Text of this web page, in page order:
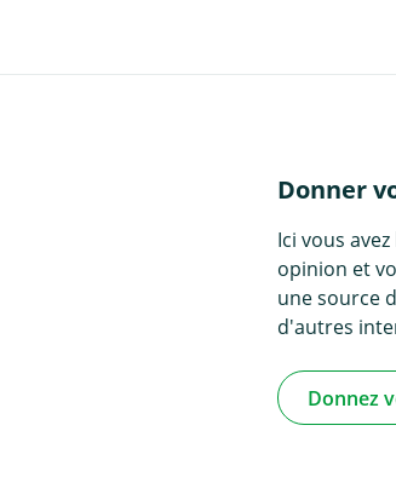
Donner
Ici vous
opinion et
une source
d'autres
Donnez